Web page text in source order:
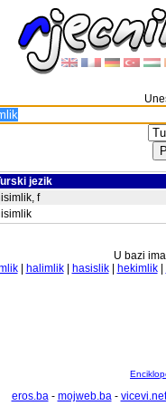
jezik
f
U bazi
| halimlik| hasislik| hekimlik|
eros.ba- mojweb.ba- vicevi.net